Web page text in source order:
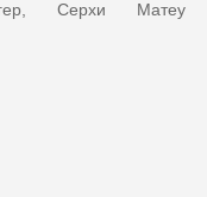
Серхи Матеу